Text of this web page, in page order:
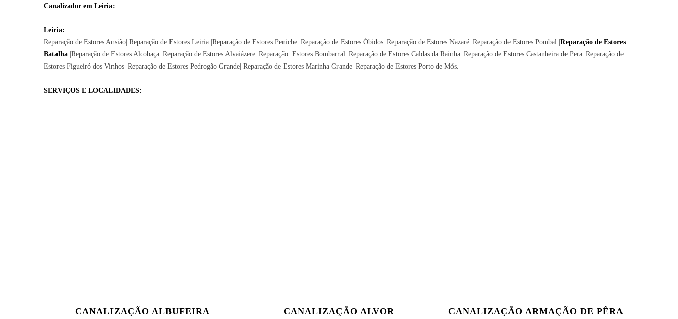
Canalizador em Leiria:
Leiria:
Reparação de Estores Ansião | Reparação de Estores Leiria |Reparação de Estores Peniche |Reparação de Estores Óbidos |Reparação de Estores Nazaré |Reparação de Estores Pombal | Reparação de Estores
Batalha |Reparação de Estores Alcobaça |Reparação de Estores Alvaiázere | Reparação Estores Bombarral |Reparação de Estores Caldas da Rainha |Reparação de Estores Castanheira de Pera | Reparação de
Estores Figueiró dos Vinhos | Reparação de Estores Pedrogão Grande Reparação de Estores Marinha Grande | Reparação de Estores Porto de Mós.
SERVIÇOS E LOCALIDADES:
CANALIZAÇÃO ALBUFEIRA CANALIZAÇÃO ALVOR CANALIZAÇÃO ARMAÇÃO DE PÊRA